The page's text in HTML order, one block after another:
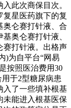
此次商保目次。
复星医药旗下的复
奥仑赛打针液、合
奥仑赛打针液、
赛打针液。出格声
)为自平台“网易
按照医治费用30
于2型糖尿病患
入了一些填补根基
未能进入根基医保